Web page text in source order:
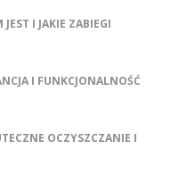
I JAKIE ZABIEGI
I FUNKCJONALNOŚĆ
OCZYSZCZANIE I